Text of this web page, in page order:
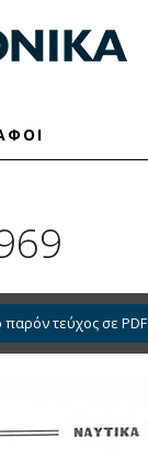
παρόν τεύχος σε PDF